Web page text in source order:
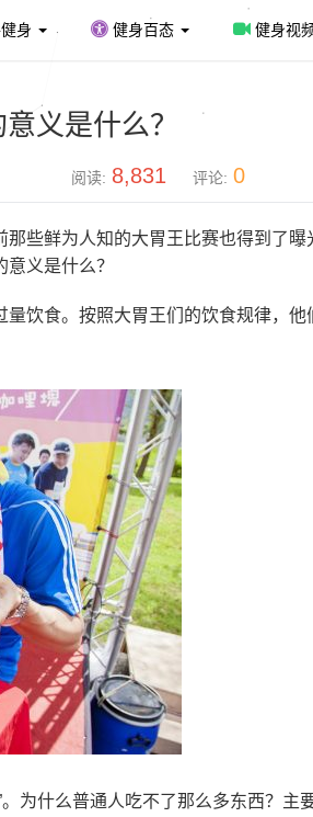
身 健身百态 健身视
义是什么？
阅读: 8,831 评论: 0
些鲜为人知的大胃王比赛也得到了曝
义是什么？
饮食。按照大胃王们的饮食规律，他
为什么普通人吃不了那么多东西？主